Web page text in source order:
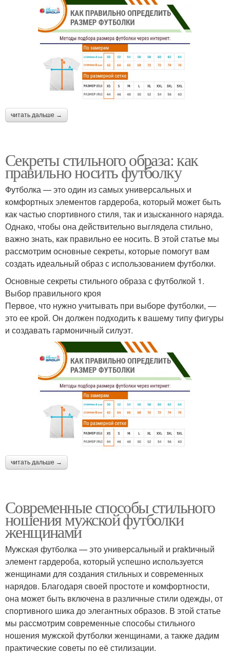
читать дальше →
Секреты стильного образа: как
правильно носить футболку
Футболка — это один из самых универсальных и
комфортных элементов гардероба, который может быть
как частью спортивного стиля, так и изысканного наряда.
Однако, чтобы она действительно выглядела стильно,
важно знать, как правильно ее носить. В этой статье мы
рассмотрим основные секреты, которые помогут вам
создать идеальный образ с использованием футболки.
Основные секреты стильного образа с футболкой 1.
Выбор правильного кроя
Первое, что нужно учитывать при выборе футболки, —
это ее крой. Он должен подходить к вашему типу фигуры
и создавать гармоничный силуэт.
читать дальше →
Современные способы стильного
ношения мужской футболки
женщинами
Мужская футболка — это универсальный и praktичный
элемент гардероба, который успешно используется
женщинами для создания стильных и современных
нарядов. Благодаря своей простоте и комфортности,
она может быть включена в различные стили одежды, от
спортивного шика до элегантных образов. В этой статье
мы рассмотрим современные способы стильного
ношения мужской футболки женщинами, а также дадим
практические советы по её стилизации.